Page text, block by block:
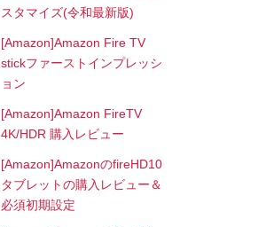
スタマイズ(令和最新版)
[Amazon]Amazon Fire TV
stickファーストインプレッシ
ョン
[Amazon]Amazon FireTV
4K/HDR 購入レビュー
[Amazon]AmazonのfireHD10
タブレットの購入レビュー＆
必須初期設定